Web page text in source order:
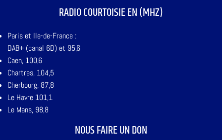
RADIO COURTOISIE EN (MHZ)
Paris et Ile-de-France :
DAB+ (canal 6D) et 95,6
Caen, 100,6
Chartres, 104,5
Cherbourg, 87,8
Le Havre 101,1
Le Mans, 98,8
NOUS FAIRE UN DON